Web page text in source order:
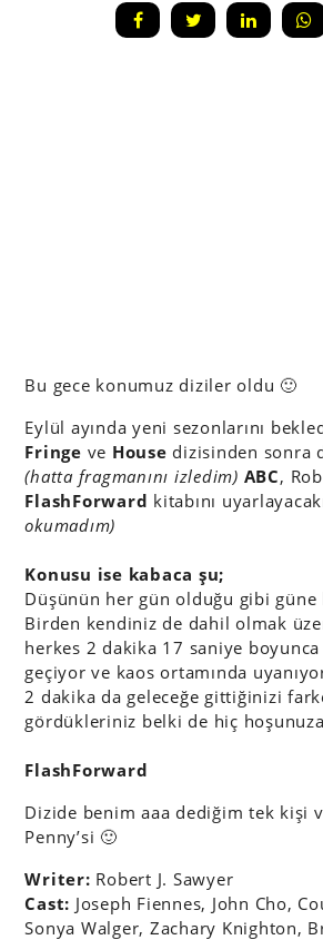
Bu gece konumuz diziler oldu 🙂
Eylül ayında yeni sezonlarını
Fringe ve House dizisinden sonra
(hatta fragmanını izledim) ABC,
FlashForward kitabını
okumadım)
Konusu ise kabaca şu;
Düşünün her gün olduğu gibi güne
Birden kendiniz de dahil olmak
herkes 2 dakika 17 saniye
geçiyor ve kaos ortamında
2 dakika da geleceğe gittiğinizi
gördükleriniz belki de hiç
FlashForward
Dizide benim aaa dediğim tek kişi
Penny’si 🙂
Writer: Robert J. Sawyer
Cast: Joseph Fiennes, John Cho,
Sonya Walger, Zachary Knighton,